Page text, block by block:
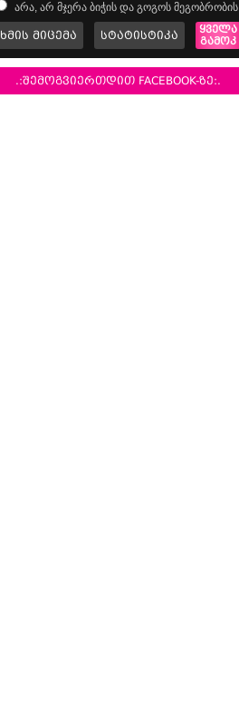
არა, არ მჯერა ბიჭის და გოგოს მეგობრობის
ხმის მიცემა სტატისტიკა
ყველა
გამოკ
.:შემოგვიერთდით FACEBOOK-ზე:.